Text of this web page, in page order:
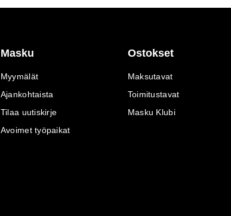
Masku
Myymälät
Ajankohtaista
Tilaa uutiskirje
Avoimet työpaikat
Ostokset
Maksutavat
Toimitustavat
Masku Klubi